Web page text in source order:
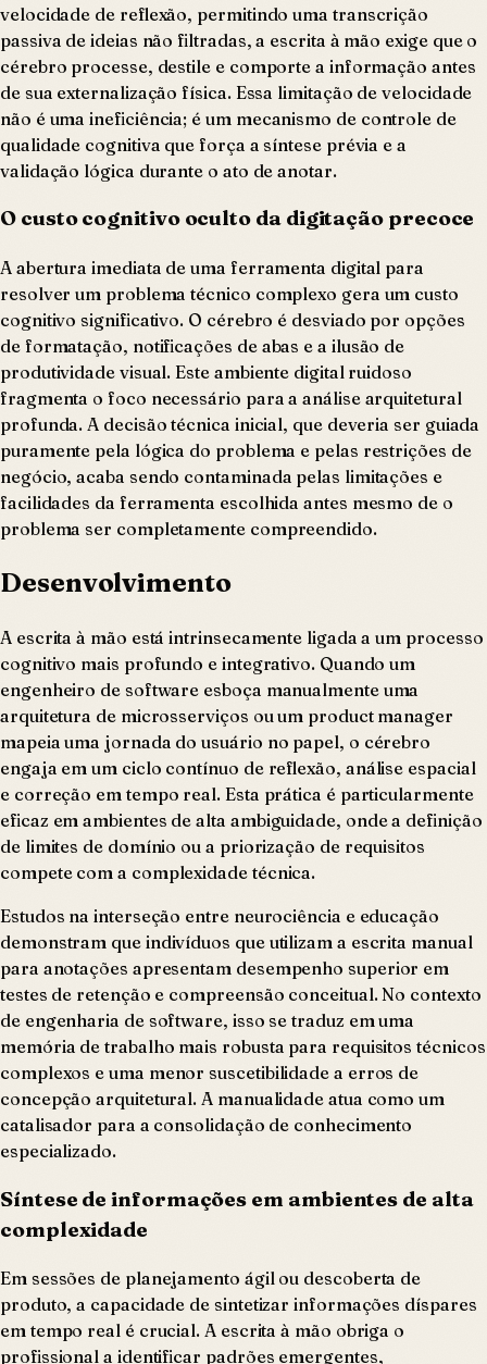
velocidade de reflexão, permitindo uma transcrição
passiva de ideias não filtradas, a escrita à mão exige que o
cérebro processe, destile e comporte a informação antes
de sua externalização física. Essa limitação de velocidade
não é uma ineficiência; é um mecanismo de controle de
qualidade cognitiva que força a síntese prévia e a
validação lógica durante o ato de anotar.
O custo cognitivo oculto da digitação precoce
A abertura imediata de uma ferramenta digital para
resolver um problema técnico complexo gera um custo
cognitivo significativo. O cérebro é desviado por opções
de formatação, notificações de abas e a ilusão de
produtividade visual. Este ambiente digital ruidoso
fragmenta o foco necessário para a análise arquitetural
profunda. A decisão técnica inicial, que deveria ser guiada
puramente pela lógica do problema e pelas restrições de
negócio, acaba sendo contaminada pelas limitações e
facilidades da ferramenta escolhida antes mesmo de o
problema ser completamente compreendido.
Desenvolvimento
A escrita à mão está intrinsecamente ligada a um processo
cognitivo mais profundo e integrativo. Quando um
engenheiro de software esboça manualmente uma
arquitetura de microsserviços ou um product manager
mapeia uma jornada do usuário no papel, o cérebro
engaja em um ciclo contínuo de reflexão, análise espacial
e correção em tempo real. Esta prática é particularmente
eficaz em ambientes de alta ambiguidade, onde a definição
de limites de domínio ou a priorização de requisitos
compete com a complexidade técnica.
Estudos na interseção entre neurociência e educação
demonstram que indivíduos que utilizam a escrita manual
para anotações apresentam desempenho superior em
testes de retenção e compreensão conceitual. No contexto
de engenharia de software, isso se traduz em uma
memória de trabalho mais robusta para requisitos técnicos
complexos e uma menor suscetibilidade a erros de
concepção arquitetural. A manualidade atua como um
catalisador para a consolidação de conhecimento
especializado.
Síntese de informações em ambientes de alta
complexidade
Em sessões de planejamento ágil ou descoberta de
produto, a capacidade de sintetizar informações díspares
em tempo real é crucial. A escrita à mão obriga o
profissional a identificar padrões emergentes,